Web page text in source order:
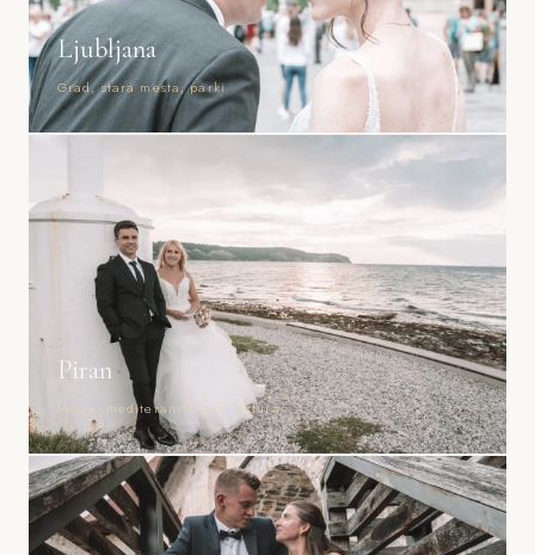
Ljubljana
Grad, stara mesta, parki
Piran
Morje, mediteranska arhitektura